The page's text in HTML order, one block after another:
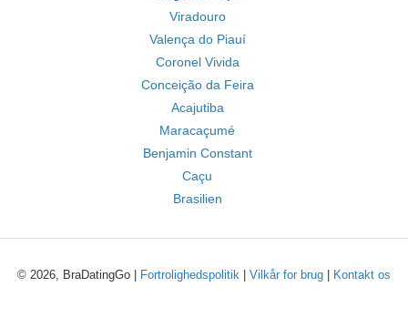
Viradouro
Valença do Piauí
Coronel Vivida
Conceição da Feira
Acajutiba
Maracaçumé
Benjamin Constant
Caçu
Brasilien
© 2026, BraDatingGo | Fortrolighedspolitik Vilkår for brug Kontakt os